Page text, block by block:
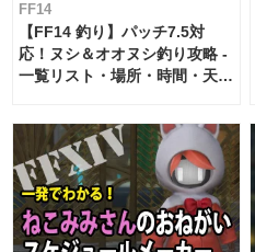
FF14
【FF14 釣り】パッチ7.5対
応！ヌシ＆オオヌシ釣り攻略 -
一覧リスト・場所・時間・天